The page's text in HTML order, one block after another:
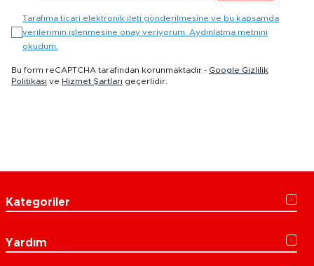
Tarafıma ticari elektronik ileti gönderilmesine ve bu kapsamda
verilerimin işlenmesine onay veriyorum. Aydınlatma metnini
okudum.
Bu form reCAPTCHA tarafından korunmaktadır - Google Gizlilik
Politikası ve Hizmet Şartları geçerlidir.
Kategoriler
Yardım